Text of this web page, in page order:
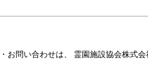
お問い合わせは、 霊園施設協会株式